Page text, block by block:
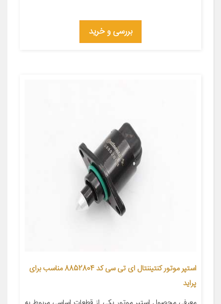
بررسی و خرید
استپر موتور کنتیننتال ای تی سی کد 8852804 مناسب برای
پراید